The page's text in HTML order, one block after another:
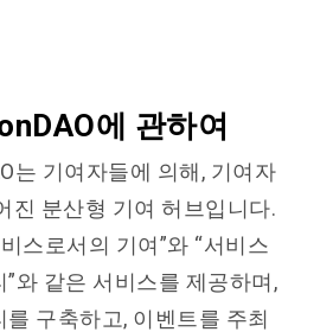
에 관하여
는 기여자들에 의해, 기여자
진 분산형 기여 허브입니다.
스로서의 기여”와 “서비스
”와 같은 서비스를 제공하며,
구축하고, 이벤트를 주최